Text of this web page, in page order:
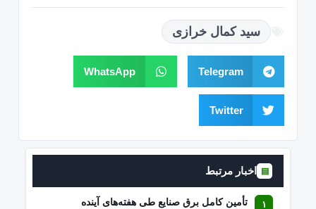
سید کمال خرازی
Telegram
WhatsApp
Twitter
▤ اخبار مرتبط
تأمین کامل برق صنایع طی هفته‌های آینده